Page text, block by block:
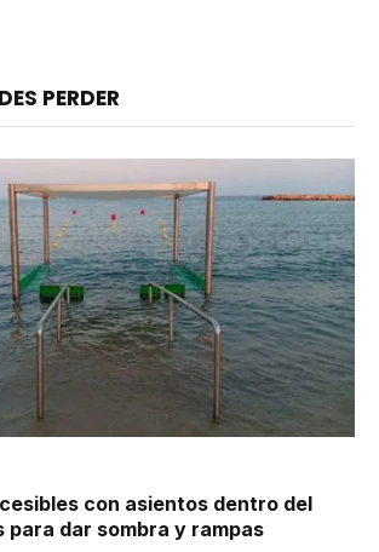
PERDER
con asientos dentro del
para dar sombra y rampas